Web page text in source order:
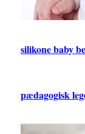
silikone baby
pædagogisk